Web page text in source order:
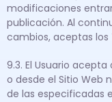
modificaciones
publicación. Al
cambios, aceptas los
9.3. El Usuario
o desde el Sitio Web
de las especificadas